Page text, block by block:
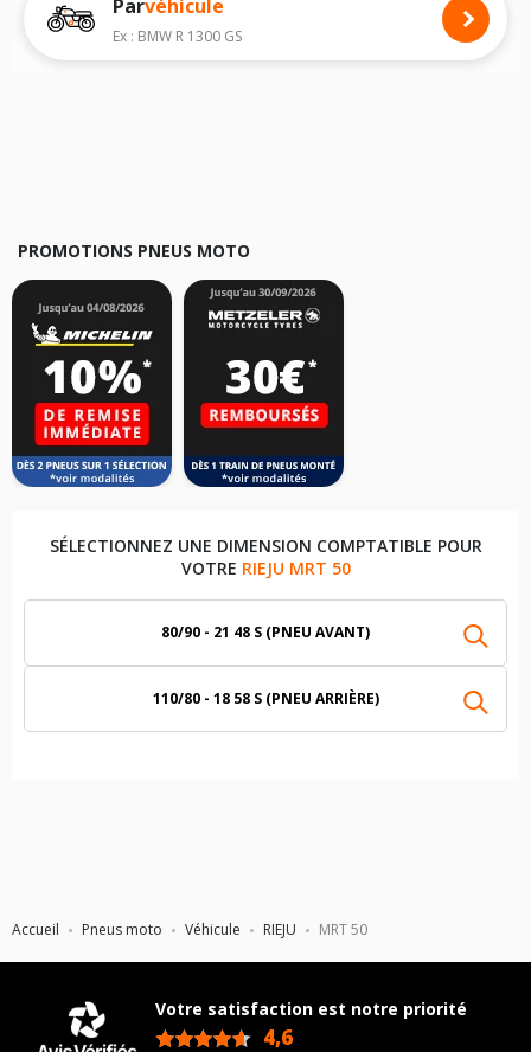
Accueil Pneus moto Véhicule RIEJU MRT 50
Nous recommandons de toujours monter des pneus moto avec les
dimensions homologuées par le constructeur.
Pour cela, veuillez sélectionner le modèle de votre motoRIEJU MRT 50
Parvéhicule
Ex : BMW R 1300 GS
PROMOTIONS PNEUS MOTO
SÉLECTIONNEZ UNE DIMENSION COMPTATIBLE POUR
VOTRE RIEJU MRT 50
80/90 - 21 48 S (PNEU AVANT)
110/80 - 18 58 S (PNEU ARRIÈRE)
Votre satisfaction est notre priorité
4,6